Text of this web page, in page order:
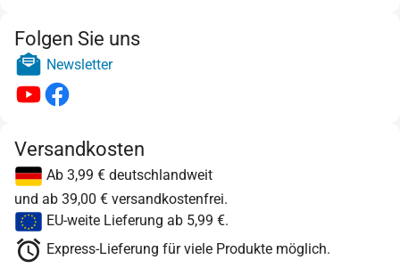
Folgen Sie uns
Newsletter
Versandkosten
Ab 3,99 € deutschlandweit
und ab 39,00 € versandkostenfrei.
EU-weite Lieferung ab 5,99 €.
Express-Lieferung für viele Produkte möglich.